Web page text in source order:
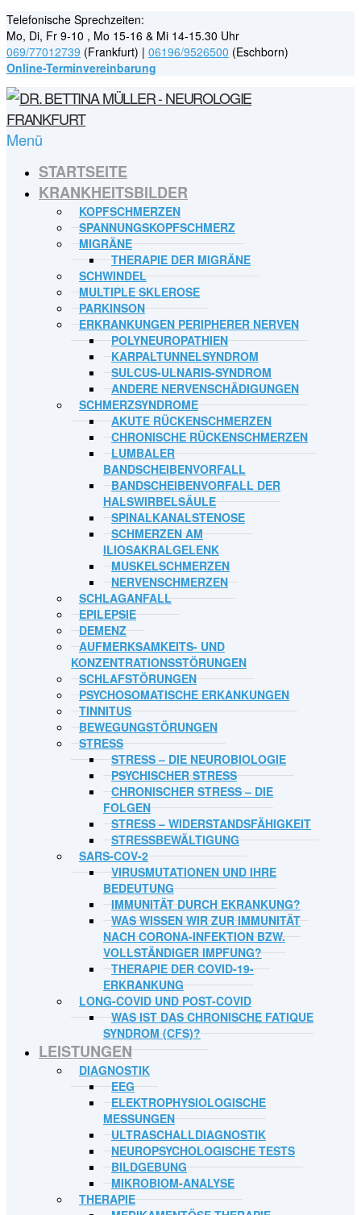
Telefonische Sprechzeiten:
Mo, Di, Fr 9-10 , Mo 15-16 & Mi 14-15.30 Uhr
069/77012739 (Frankfurt) | 06196/9526500 (Eschborn)
Online-Terminvereinbarung
Menü
STARTSEITE
KRANKHEITSBILDER
KOPFSCHMERZEN
SPANNUNGSKOPFSCHMERZ
MIGRÄNE
THERAPIE DER MIGRÄNE
SCHWINDEL
MULTIPLE SKLEROSE
PARKINSON
ERKRANKUNGEN PERIPHERER NERVEN
POLYNEUROPATHIEN
KARPALTUNNELSYNDROM
SULCUS-ULNARIS-SYNDROM
ANDERE NERVENSCHÄDIGUNGEN
SCHMERZSYNDROME
AKUTE RÜCKENSCHMERZEN
CHRONISCHE RÜCKENSCHMERZEN
LUMBALER
BANDSCHEIBENVORFALL
BANDSCHEIBENVORFALL DER
HALSWIRBELSÄULE
SPINALKANALSTENOSE
SCHMERZEN AM
ILIOSAKRALGELENK
MUSKELSCHMERZEN
NERVENSCHMERZEN
SCHLAGANFALL
EPILEPSIE
DEMENZ
AUFMERKSAMKEITS- UND
KONZENTRATIONSSTÖRUNGEN
SCHLAFSTÖRUNGEN
PSYCHOSOMATISCHE ERKANKUNGEN
TINNITUS
BEWEGUNGSTÖRUNGEN
STRESS
STRESS – DIE NEUROBIOLOGIE
PSYCHISCHER STRESS
CHRONISCHER STRESS – DIE
FOLGEN
STRESS – WIDERSTANDSFÄHIGKEIT
STRESSBEWÄLTIGUNG
SARS-COV-2
VIRUSMUTATIONEN UND IHRE
BEDEUTUNG
IMMUNITÄT DURCH EKRANKUNG?
WAS WISSEN WIR ZUR IMMUNITÄT
NACH CORONA-INFEKTION BZW.
VOLLSTÄNDIGER IMPFUNG?
THERAPIE DER COVID-19-
ERKRANKUNG
LONG-COVID UND POST-COVID
WAS IST DAS CHRONISCHE FATIQUE
SYNDROM (CFS)?
LEISTUNGEN
DIAGNOSTIK
EEG
ELEKTROPHYSIOLOGISCHE
MESSUNGEN
ULTRASCHALLDIAGNOSTIK
NEUROPSYCHOLOGISCHE TESTS
BILDGEBUNG
MIKROBIOM-ANALYSE
THERAPIE